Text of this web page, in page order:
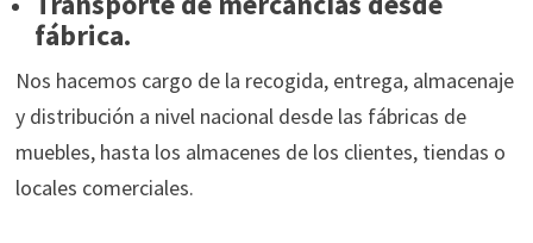
fábrica.
Nos hacemos cargo de la recogida, entrega, almacenaje
y distribución a nivel nacional desde las fábricas de
muebles, hasta los almacenes de los clientes, tiendas o
locales comerciales.